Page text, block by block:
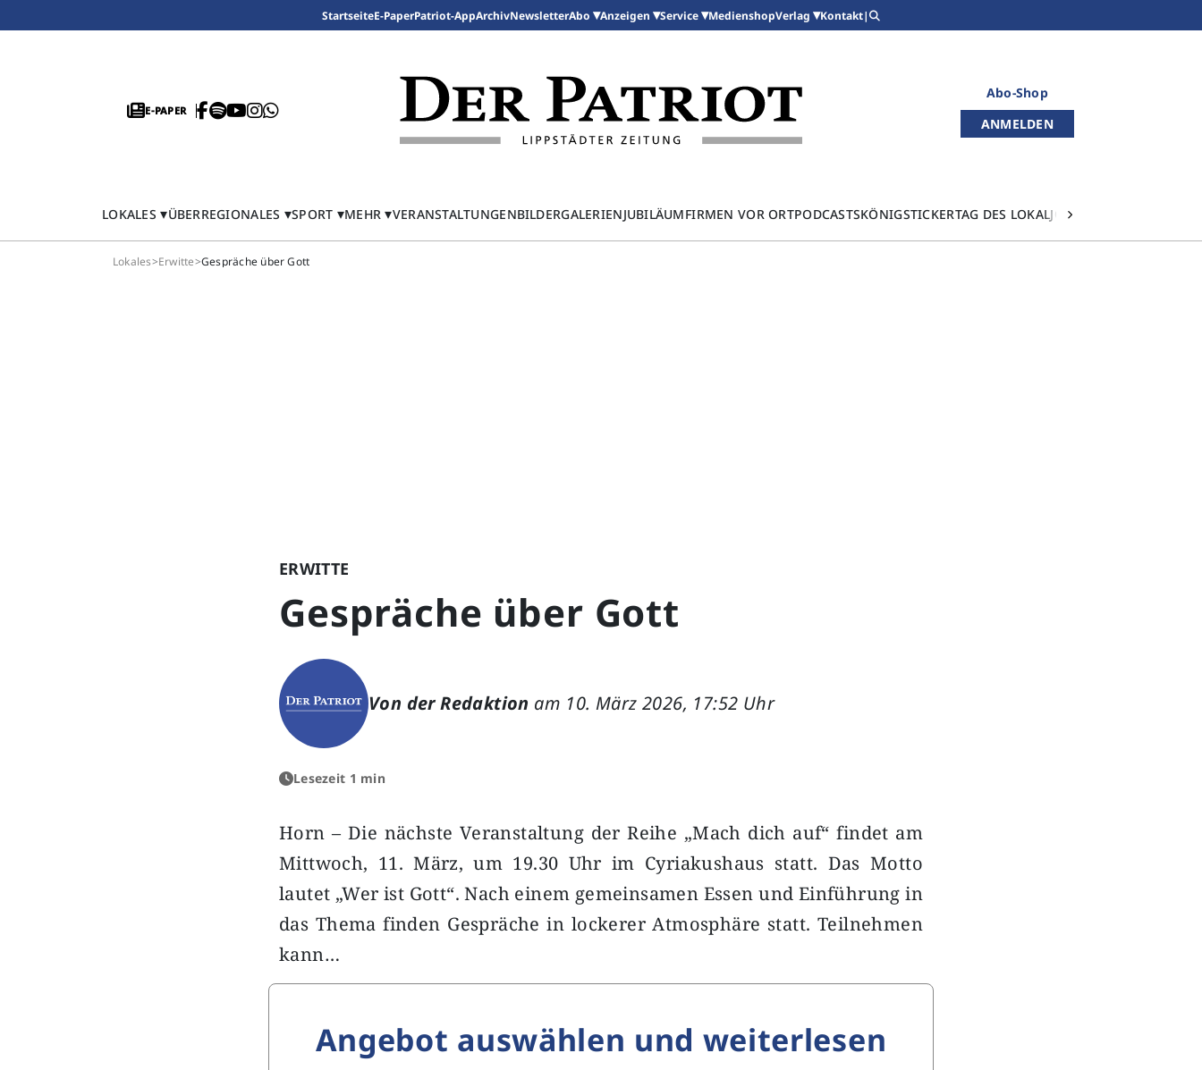
StartseiteE-PaperPatriot-AppArchivNewsletterAbo Anzeigen Service MedienshopVerlag Kontakt|
E-PAPER
Abo-Shop
ANMELDEN
LOKALES ÜBERREGIONALES SPORT MEHR VERANSTALTUNGENBILDERGALERIENJUBILÄUMFIRMEN VOR ORTPODCASTSKÖNIGSTICKERTAG DES LOKALJOURNALISMUS
Lokales>Erwitte>Gespräche über Gott
ERWITTE
Gespräche über Gott
Von der Redaktion am 10. März 2026, 17:52 Uhr
Lesezeit 1 min
Horn – Die nächste Veranstaltung der Reihe „Mach dich auf“ findet am
Mittwoch, 11. März, um 19.30 Uhr im Cyriakushaus statt. Das Motto
lautet „Wer ist Gott“. Nach einem gemeinsamen Essen und Einführung in
das Thema finden Gespräche in lockerer Atmosphäre statt. Teilnehmen
kann…
Angebot auswählen und weiterlesen